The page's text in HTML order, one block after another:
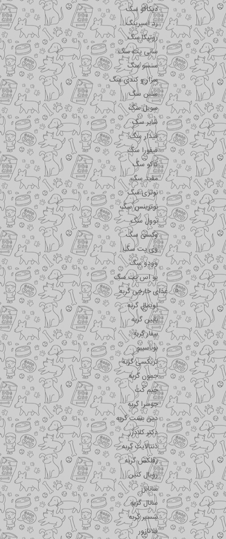
دیکاکو سگ
رد اسپرینگ
روتیکا سگ
سانی پت سگ
سنسو سگ
سزار و کندی سگ
سلبن سگ
سویل سگ
شایر سگ
فیدار سگ
فیفورا سگ
کاکو سگ
مفید سگ
نوتری سگ
نوترینس سگ
نوول سگ
وکسی سگ
وی پت سگ
وودو سگ
یو اس پت سگ
غذای خارجی گربه
اویمال گربه
بابین گربه
بیفار گربه
بوناسیبو
تریکسی گربه
جمون گربه
جیم کت
جوسرا گربه
دین بست گربه
دکتر کلادرز
دنتالایت گربه
رفلکس گربه
رویال کنین
سانابل
سانال گربه
شسیر گربه
فلاتازور